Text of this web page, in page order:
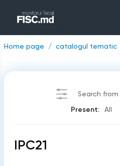
Home page catalogul tematic
Search
Present:
IPC21